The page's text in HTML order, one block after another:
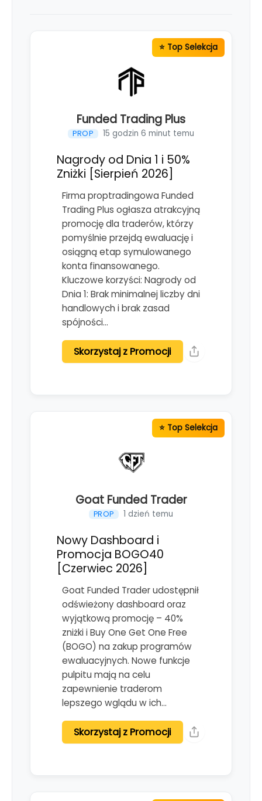
Funded Trading Plus
PROP 15 godzin 6 minut temu
Nagrody od Dnia 1 i 50%
Zniżki [Sierpień 2026]
Firma proptradingowa Funded
Trading Plus ogłasza atrakcyjną
promocję dla traderów, którzy
pomyślnie przejdą ewaluację i
osiągną etap symulowanego
konta finansowanego.
Kluczowe korzyści: Nagrody od
Dnia 1: Brak minimalnej liczby dni
handlowych i brak zasad
spójności…
Skorzystaj z Promocji
Goat Funded Trader
PROP 1 dzień temu
Nowy Dashboard i
Promocja BOGO40
[Czerwiec 2026]
Goat Funded Trader udostępnił
odświeżony dashboard oraz
wyjątkową promocję – 40%
zniżki i Buy One Get One Free
(BOGO) na zakup programów
ewaluacyjnych. Nowe funkcje
pulpitu mają na celu
zapewnienie traderom
lepszego wglądu w ich…
Skorzystaj z Promocji